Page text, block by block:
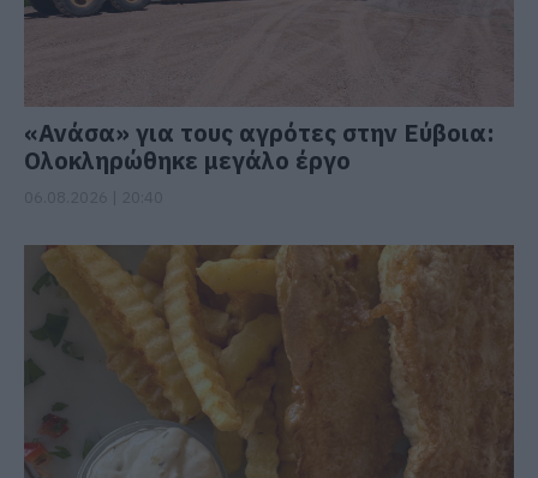
«Ανάσα» για τους αγρότες στην Εύβοια:
Ολοκληρώθηκε μεγάλο έργο